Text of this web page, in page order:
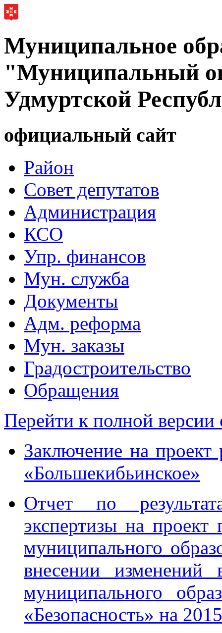
Муниципальное
"Муниципальный
Удмуртской
официальный сайт
Район
Совет депутатов
Администрация
КСО
Упр. финансов
Мун. служба
Документы
Адм. реформа
Мун. заказы
Градостроительство
Обращения
Перейти к полной версии
Заключение на
«Большекибьинское»
Отчет по
экспертизы на проект
муниципального
внесении
муниципального
«Безопасность» на